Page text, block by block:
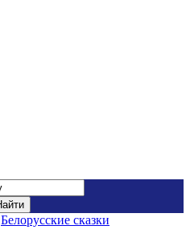
Белорусские сказки